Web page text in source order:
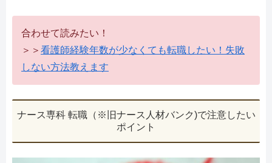
合わせて読みたい！
＞＞ 看護師経験年数が少なくても転職したい！失敗
しない方法教えます
ナース専科 転職（※旧ナース人材バンク)で注意したい
ポイント